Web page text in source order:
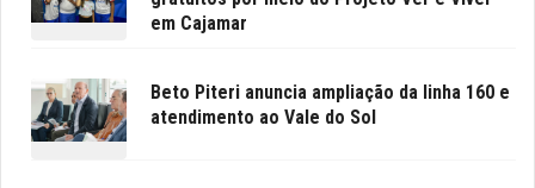
em Cajamar
Beto Piteri anuncia ampliação da linha 160 e
atendimento ao Vale do Sol